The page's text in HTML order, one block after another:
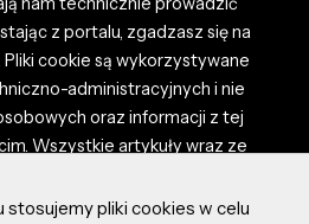
z portalu, zgadzasz się na
cookie są wykorzystywane
administracyjnych i nie
oraz informacji z tej
Wszystkie artykuły wraz ze
dostępnymi na portalu są
Administrator i właściciel
stosujemy pliki cookies w celu